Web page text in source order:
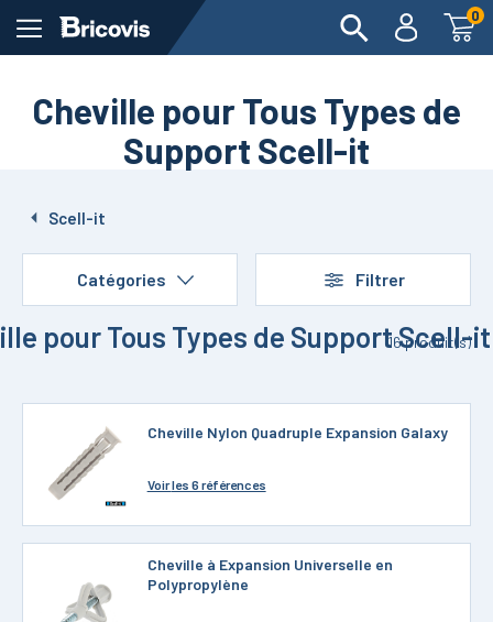
0
Cheville pour Tous Types de
Support Scell-it
Scell-it
Catégories Filtrer
pour Tous Types de Support Scell-it
16produit(s)
Cheville Nylon Quadruple Expansion Galaxy
Voirles 6 références
Cheville à Expansion Universelle en
Polypropylène